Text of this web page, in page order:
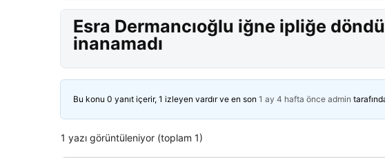
Esra Dermancıoğlu iğne ipliğe
inanamadı
Bu konu 0 yanıt içerir, 1 izleyen vardır ve en son 1 ay 4 hafta önce admin
1 yazı görüntüleniyor (toplam 1)